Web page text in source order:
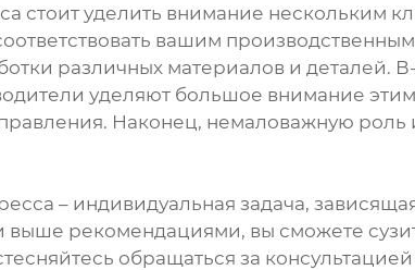
стоит уделить внимание нескольким
вашим
различных материалов и деталей. В-
уделяют большое внимание
Наконец, немаловажную роль
– индивидуальная задача,
рекомендациями, вы сможете
обращаться за